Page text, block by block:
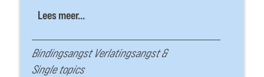
Lees meer...
Bindingsangst Verlatingsangst&
Single topics